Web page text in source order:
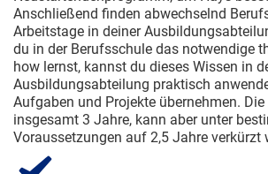
Anschließend finden abwechselnd
Arbeitstage in deiner
du in der Berufsschule das notwendige
how lernst, kannst du dieses Wissen in
Ausbildungsabteilung praktisch
Aufgaben und Projekte übernehmen.
insgesamt 3 Jahre, kann aber unter
Voraussetzungen auf 2,5 Jahre verkürzt